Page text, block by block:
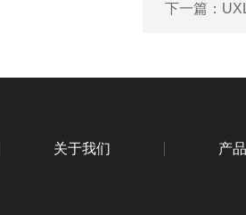
下一篇：
关于我们 产